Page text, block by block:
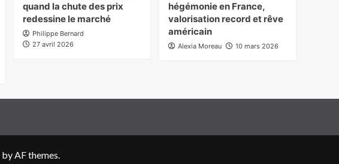
quand la chute des prix
redessine le marché
Philippe Bernard
27 avril 2026
hégémonie en France,
valorisation record et rêve
américain
Alexia Moreau 10 mars 2026
by AF themes.